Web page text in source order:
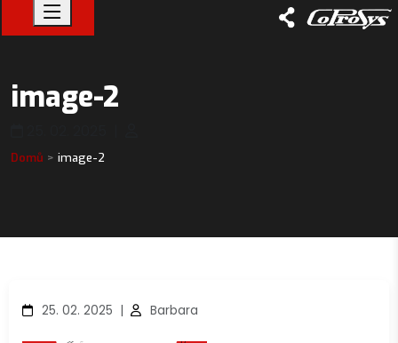
image-2
Domů image-2
25. 02. 2025 | Barbara